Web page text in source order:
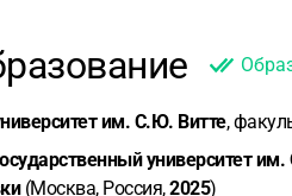
им. С.Ю. Витте,
университет
(Москва, Россия,2025)